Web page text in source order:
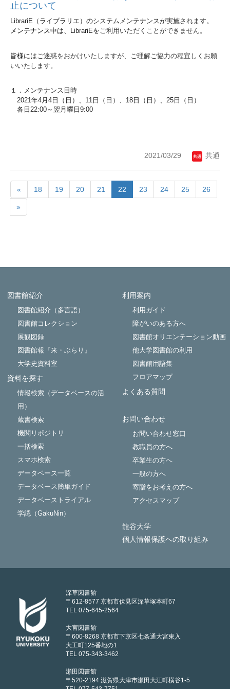
止について
LibrariE （ライブラリエ）のシステムメンテナンスが実施されます。
メンテナンス中は、
LibrariEをご利用いただくことができません。
皆様にはご迷惑をおかけいたしますが、ご理解ご協力の程宜しくお願
いいたします。
１．メンテナンス日時
2021年4月4日（日）、11日（日）、18日（日）、 25日（日）
各日22:00～翌月曜日9:00
2021/03/29 共通
« 18 19 20 21 22 23 24 25 26
»
図書館紹介
図書館紹介（多言語）
図書館コレクション
展観図録
図書館報『来・ぶらり』
大学史資料室
資料を探す
情報検索（データベースの活
用）
蔵書検索
機関リポジトリ
一括検索
スマホ検索
データベース一覧
データベース簡単ガイド
データベーストライアル
学認（GakuNin）
利用案内
利用ガイド
障がいのある方へ
図書館オリエンテーション動画
他大学図書館の利用
図書館用語集
フロアマップ
よくある質問
お問い合わせ
お問い合わせ窓口
教職員の方へ
卒業生の方へ
一般の方へ
寄贈をお考えの方へ
アクセスマップ
龍谷大学
個人情報保護への取り組み
深草図書館
〒612-8577 京都市伏見区深草塚本町67
TEL 075-645-2564
大宮図書館
〒600-8268 京都市下京区七条通大宮東入
大工町125番地の1
TEL 075-343-3462
瀬田図書館
〒520-2194 滋賀県大津市瀬田大江町横谷1-5
Powered by NetCommons